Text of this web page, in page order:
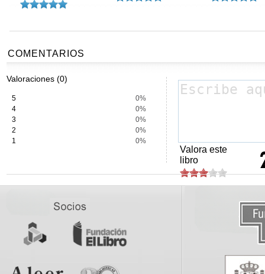
COMENTARIOS
Valoraciones (0)
5
0%
4
0%
3
0%
2
0%
1
0%
Valora este
libro